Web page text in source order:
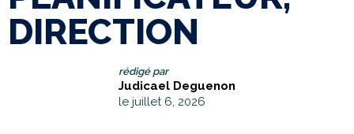
DIRECTION
rédigé par
Judicael Deguenon
le juillet 6, 2026